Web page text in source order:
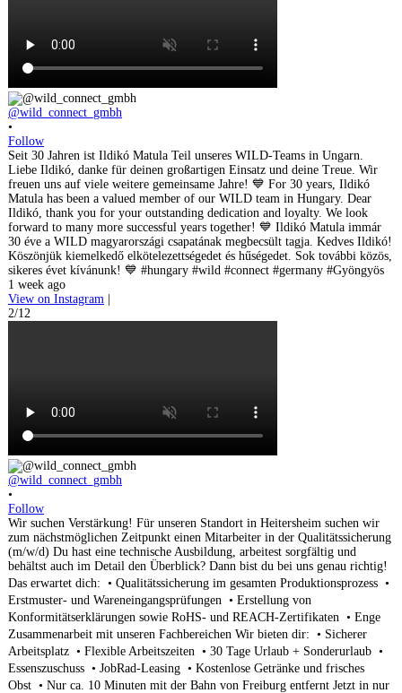
@wild_connect_gmbh
•
Follow
Seit 30 Jahren ist Ildikó Matula Teil unseres WILD-Teams in Ungarn.
Liebe Ildikó, danke für deinen großartigen Einsatz und deine Treue. Wir
freuen uns auf viele weitere gemeinsame Jahre! 💙 For 30 years, Ildikó
Matula has been a valued member of our WILD team in Hungary. Dear
Ildikó, thank you for your outstanding dedication and loyalty. We look
forward to many more successful years together! 💙 Ildikó Matula immár
30 éve a WILD magyarországi csapatának megbecsült tagja. Kedves Ildikó!
Köszönjük kiemelkedő elkötelezettségedet és hűségedet. Sok további közös,
sikeres évet kívánunk! 💙 #hungary #wild #connect #germany #Gyöngyös
1 week ago
View on Instagram |
2/12
@wild_connect_gmbh
•
Follow
Wir suchen Verstärkung! Für unseren Standort in Heitersheim suchen wir
zum nächstmöglichen Zeitpunkt einen Mitarbeiter in der Qualitätssicherung
(m/w/d) Du hast eine technische Ausbildung, arbeitest sorgfältig und
behältst auch im Detail den Überblick? Dann bist du bei uns genau richtig!
Das erwartet dich: • Qualitätssicherung im gesamten Produktionsprozess •
Erstmuster- und Wareneingangsprüfungen • Erstellung von
Konformitätserklärungen sowie RoHS- und REACH-Zertifikaten • Enge
Zusammenarbeit mit unseren Fachbereichen Wir bieten dir: • Sicherer
Arbeitsplatz • Flexible Arbeitszeiten • 30 Tage Urlaub + Sonderurlaub •
Essenszuschuss • JobRad-Leasing • Kostenlose Getränke und frisches
Obst • Nur ca. 10 Minuten mit der Bahn von Freiburg entfernt Jetzt in nur